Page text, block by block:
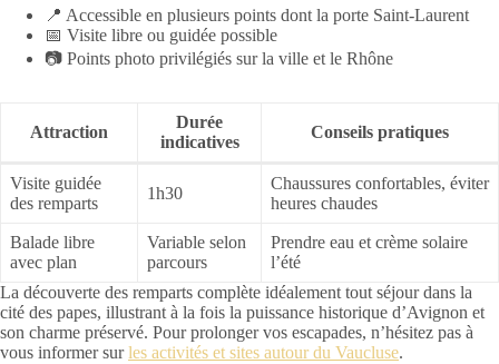
📍 Accessible en plusieurs points dont la porte Saint-Laurent
📅 Visite libre ou guidée possible
📷 Points photo privilégiés sur la ville et le Rhône
Attraction
Durée
indicatives
Conseils pratiques
Visite guidée
des remparts
1h30
Chaussures confortables, éviter
heures chaudes
Balade libre
avec plan
Variable selon
parcours
Prendre eau et crème solaire
l’été
La découverte des remparts complète idéalement tout séjour dans la
cité des papes, illustrant à la fois la puissance historique d’Avignon et
son charme préservé. Pour prolonger vos escapades, n’hésitez pas à
vous informer surles activités et sites autour du Vaucluse.